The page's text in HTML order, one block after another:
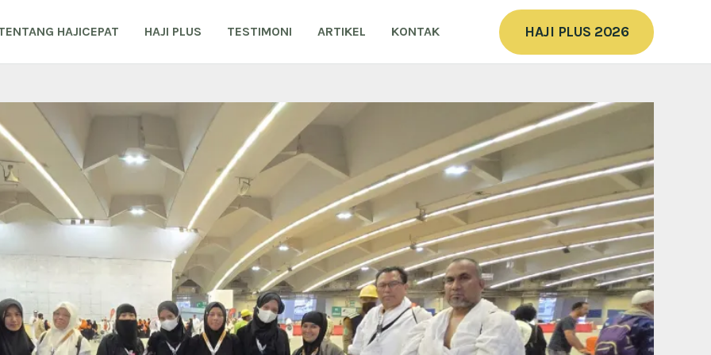
HAJICEPAT HAJI PLUS TESTIMONI ARTIKEL KONTAK HAJI PLUS 2026